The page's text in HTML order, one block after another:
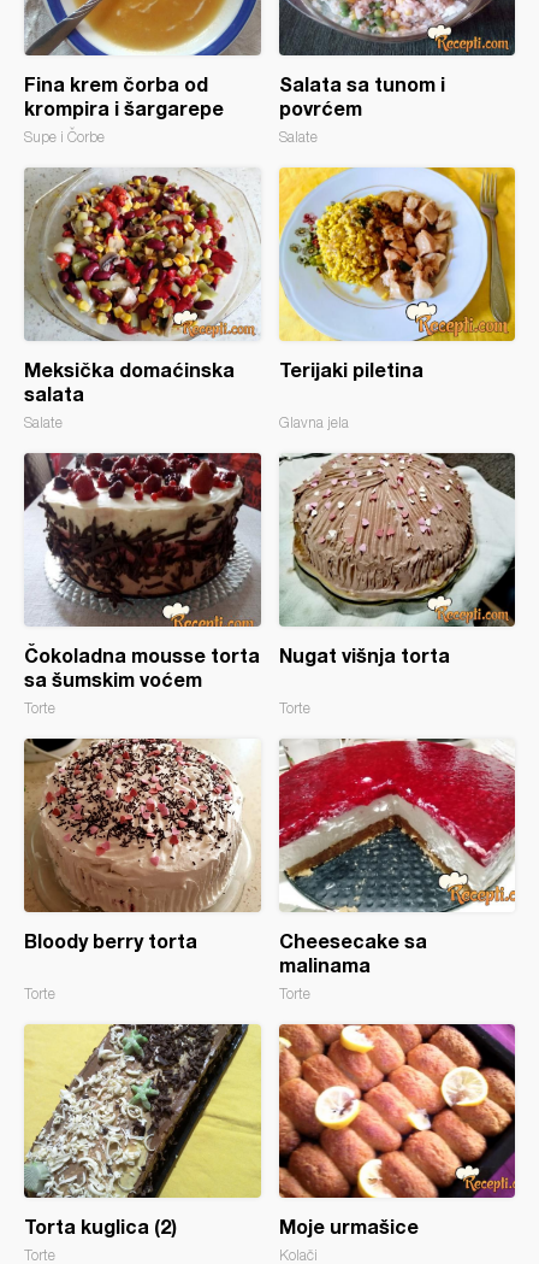
Fina krem čorba od
krompira i šargarepe
Supe i Čorbe
Salata sa tunom i
povrćem
Salate
Meksička domaćinska
salata
Salate
Terijaki piletina
Glavna jela
Čokoladna mousse torta
sa šumskim voćem
Torte
Nugat višnja torta
Torte
Bloody berry torta
Torte
Cheesecake sa
malinama
Torte
Torta kuglica (2)
Torte
Moje urmašice
Kolači